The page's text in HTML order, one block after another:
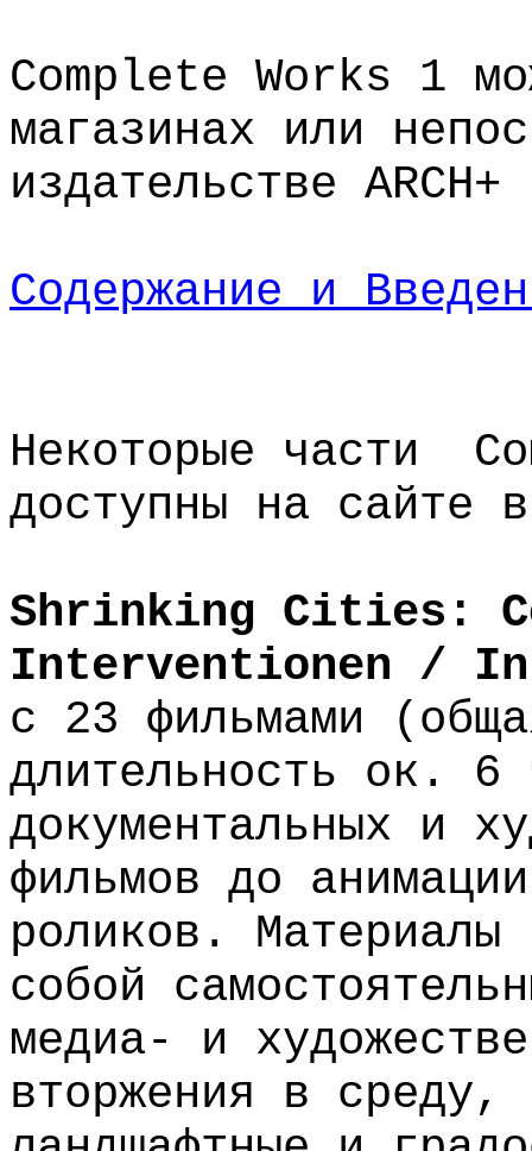
Complete Works 1
магазинах или
издательстве ARCH+
Содержание и
Некоторые части
доступны на сайте
Shrinking Cities:
Interventionen /
с 23 фильмами
длительность ок.
документальных и
фильмов до
роликов. Материалы
собой
медиа- и
вторжения в среду,